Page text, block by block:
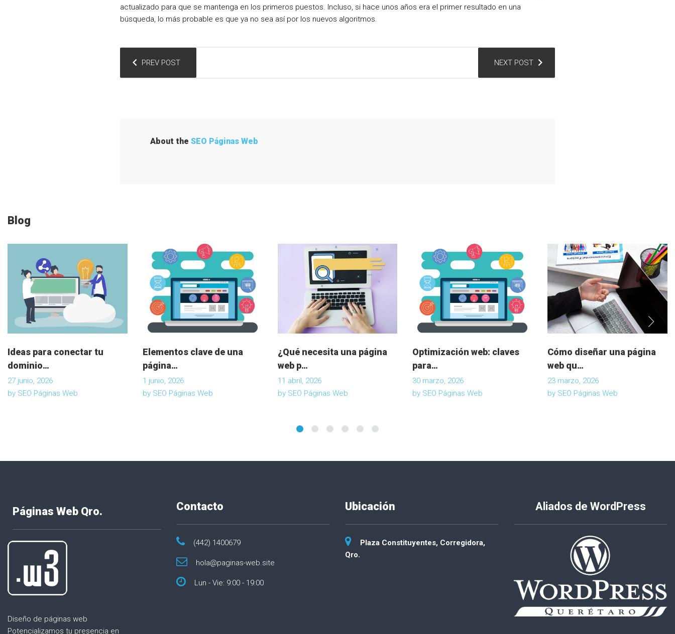
actualizado para que se mantenga en los primeros puestos. Incluso, si hace unos años era el primer resultado en una
búsqueda, lo más probable es que ya no sea así por los nuevos algoritmos.
N
d
d
PREV POST NEXT POST
About the SEO Páginas Web
Blog
Ideas para conectar tu
dominio…
27 junio, 2026
by SEO Páginas Web
Elementos clave de una
página…
1 junio, 2026
by SEO Páginas Web
¿Qué necesita una página
web p…
11 abril, 2026
by SEO Páginas Web
Optimización web: claves
para…
30 marzo, 2026
by SEO Páginas Web
Cómo diseñar una página
web qu…
23 marzo, 2026
by SEO Páginas Web
Páginas Web Qro.
Diseño de páginas web
Potencializamos tu presencia en
Contacto
(442) 1400679
hola@paginas-web.site
Lun - Vie: 9:00 - 19:00
Ubicación
Plaza Constituyentes, Corregidora,
Qro.
Aliados de WordPress